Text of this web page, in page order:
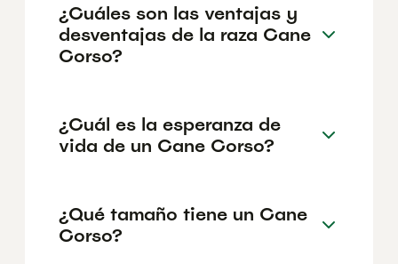
¿Cuáles son las ventajas y
desventajas de la raza Cane
Corso?
¿Cuál es la esperanza de
vida de un Cane Corso?
¿Qué tamaño tiene un Cane
Corso?